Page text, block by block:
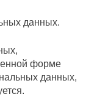
данных.
форме
данных,